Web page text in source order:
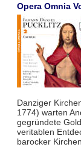
Opera Omnia
Danziger
1774) warten
gegründete
veritablen
barocker